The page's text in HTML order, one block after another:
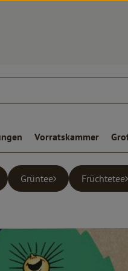
Vorratskammer
Grüntee Früchtetee